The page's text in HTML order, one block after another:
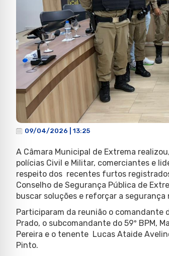
09/04/2026 | 13:25
A Câmara Municipal de Extrema
polícias Civil e Militar, comerciantes e
respeito dos recentes furtos
Conselho de Segurança Pública de
buscar soluções e reforçar a segurança
Participaram da reunião o comandante
Prado, o subcomandante do 59º BPM,
Pereira e o tenente Lucas Ataide
Pinto.